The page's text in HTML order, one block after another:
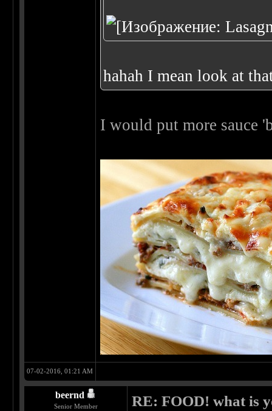
hahah I mean look at
I would put more sauce
07-02-2016, 01:21 AM
beernd
Senior Member RE: FOOD! what is